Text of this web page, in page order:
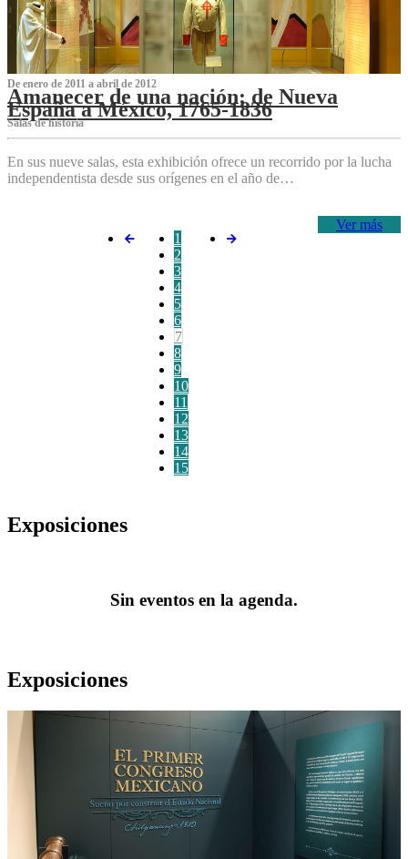
De enero de 2011 a abril de 2012
Amanecer de una nación: de Nueva
España a México, 1765-1836
Salas de historia
En sus nueve salas, esta exhibición ofrece un recorrido por la lucha
independentista desde sus orígenes en el año de…
Ver más
1
2
3
4
5
6
7
8
9
10
11
12
13
14
15
Exposiciones
Sin eventos en la agenda.
Exposiciones